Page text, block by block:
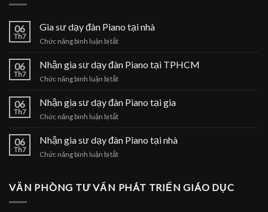
06
Th7
Gia sư dạy đàn Piano tại nhà
Chức năng bình luận bị tắtở
đàn
tại
06
Th7
Nhận gia sư dạy đàn Piano tại TPHCM
Chức năng bình luận bị tắtở
gia
dạy
Piano
06
Th7
Nhận gia sư dạy đàn Piano tại gia
Chức năng bình luận bị tắtở
gia
dạy
tại
06
Th7
Nhận gia sư dạy đàn Piano tại nhà
Chức năng bình luận bị tắtở
sư
VĂN PHÒNG TƯ VẤN PHÁT TRIỂN GIÁO DỤC